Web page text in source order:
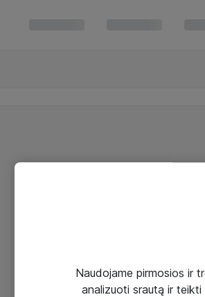
Naudojame pirmosios ir
analizuoti srautą ir teikti